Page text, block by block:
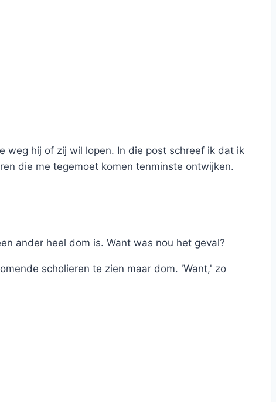
weg hij of zij wil lopen. In die post schreef ik dat ik
die me tegemoet komen tenminste ontwijken.
ander heel dom is. Want was nou het geval?
scholieren te zien maar dom. 'Want,' zo